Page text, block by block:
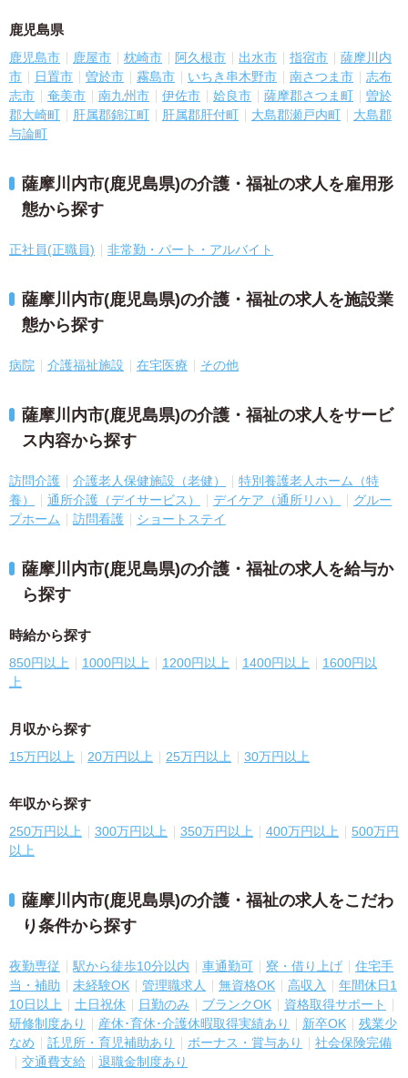
鹿児島県
鹿児島市 鹿屋市 枕崎市 阿久根市 出水市 指宿市
薩摩川内
市
日置市 曽於市 霧島市 いちき串木野市 南さつま市
志布
志市
奄美市 南九州市 伊佐市 姶良市 薩摩郡さつま町
曽於
郡大崎町
肝属郡錦江町 肝属郡肝付町 大島郡瀬戸内町
大島郡
与論町
薩摩川内市(鹿児島県)の介護・福祉の求人を雇用形
態から探す
正社員(正職員) 非常勤・パート・アルバイト
薩摩川内市(鹿児島県)の介護・福祉の求人を施設業
態から探す
病院 介護福祉施設 在宅医療 その他
薩摩川内市(鹿児島県)の介護・福祉の求人をサービ
ス内容から探す
訪問介護 介護老人保健施設（老健）
特別養護老人ホーム（特
養）
通所介護（デイサービス） デイケア（通所リハ）
グルー
プホーム
訪問看護 ショートステイ
薩摩川内市(鹿児島県)の介護・福祉の求人を給与か
ら探す
時給から探す
850円以上 1000円以上 1200円以上 1400円以上
1600円以
上
月収から探す
15万円以上 20万円以上 25万円以上 30万円以上
年収から探す
250万円以上 300万円以上 350万円以上 400万円以上
500万円
以上
薩摩川内市(鹿児島県)の介護・福祉の求人をこだわ
り条件から探す
夜勤専従 駅から徒歩10分以内 車通勤可 寮・借り上げ
住宅手
当・補助
未経験OK 管理職求人 無資格OK 高収入
年間休日1
10日以上
土日祝休 日勤のみ ブランクOK
資格取得サポート
研修制度あり
産休･育休･介護休暇取得実績あり 新卒OK
残業少
なめ
託児所・育児補助あり ボーナス・賞与あり
社会保険完備
交通費支給
退職金制度あり